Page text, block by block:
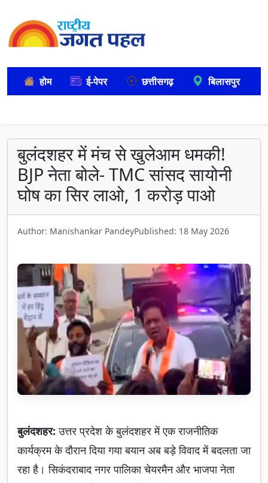
होम ई-पेपर छत्तीसगढ़ बिलासपुर
बुलंदशहर में मंच से खुलेआम धमकी!
BJP नेता बोले- TMC सांसद सायोनी
घोष का सिर लाओ, 1 करोड़ पाओ
Author: Manishankar PandeyPublished: 18 May 2026
बुलंदशहर:उत्तर प्रदेश के बुलंदशहर में एक राजनीतिक
कार्यक्रम के दौरान दिया गया बयान अब बड़े विवाद में बदलता जा
रहा है। सिकंदराबाद नगर पालिका चेयरमैन और भाजपा नेता